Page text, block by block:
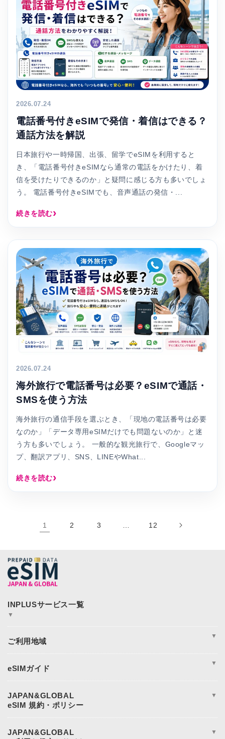
2026.07.24
電話番号付きeSIMで発信・着信はできる？
通話方法を解説
日本旅行や一時帰国、出張、留学でeSIMを利用すると
き、「電話番号付きeSIMなら通常の電話をかけたり、着
信を受けたりできるのか」と疑問に感じる方も多いでしょ
う。 電話番号付きeSIMでも、音声通話の発信・...
続きを読む
2026.07.24
海外旅行で電話番号は必要？eSIMで通話・
SMSを使う方法
海外旅行の通信手段を選ぶとき、「現地の電話番号は必要
なのか」「データ専用eSIMだけでも問題ないのか」と迷
う方も多いでしょう。 一般的な観光旅行で、Googleマッ
プ、翻訳アプリ、SNS、LINEやWhat...
続きを読む
1 2 3 12
▼
365plusWi-Fi
▼
アメリカ
日本eSIM
中東・アフリカ地域
▼
eSIM対応端末一覧
データ使用量の目安
電話番号付きeSIM
eSIM対応端末でも使えない場合
JAPAN&GLOBAL
▼
キャンセルおよび返金
JAPAN&GLOBAL
▼